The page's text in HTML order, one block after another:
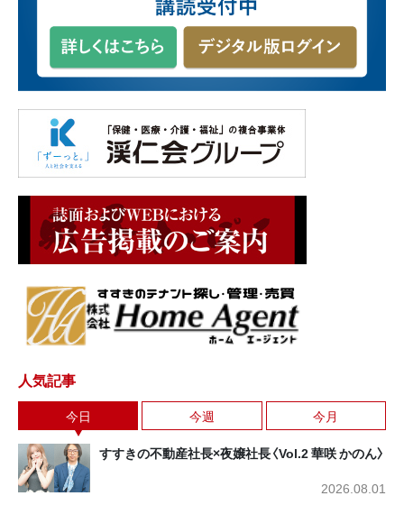
人気記事
今日 今週 今月
すすきの不動産社長×夜嬢社長〈Vol.2 華咲 かのん〉
2026.08.01